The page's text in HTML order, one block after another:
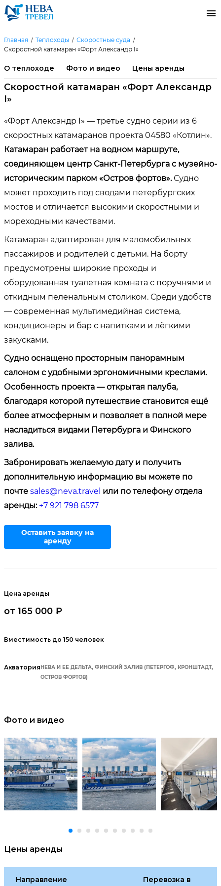
Главная Теплоходы
Скоростные суда
Скоростной катамаран «Форт Александр I»
О теплоходе Фото и видео Цены аренды
Скоростной катамаран «Форт Александр
I»
«Форт Александр I» — третье судно серии из 6
скоростных катамаранов проекта 04580 «Котлин».
Катамаран работает на водном маршруте,
соединяющем центр Санкт-Петербурга с музейно-
историческим парком «Остров фортов». Судно
может проходить под сводами петербургских
мостов и отличается высокими скоростными и
мореходными качествами.
Катамаран адаптирован для маломобильных
пассажиров и родителей с детьми. На борту
предусмотрены широкие проходы и
оборудованная туалетная комната с поручнями и
откидным пеленальным столиком. Среди удобств
— современная мультимедийная система,
кондиционеры и бар с напитками и лёгкими
закусками.
Судно оснащено просторным панорамным
салоном с удобными эргономичными креслами.
Особенность проекта — открытая палуба,
благодаря которой путешествие становится ещё
более атмосферным и позволяет в полной мере
насладиться видами Петербурга и Финского
залива.
Забронировать желаемую дату и получить
дополнительную информацию вы можете по
почте sales@neva.travel или по телефону отдела
аренды: +7 921 798 6577
Оставить заявку на
аренду
Цена аренды
от 165 000 ₽
Вместимость до 150 человек
АкваторияНЕВА И ЕЕ ДЕЛЬТА, ФИНСКИЙ ЗАЛИВ (ПЕТЕРГОФ, КРОНШТАДТ,
ОСТРОВ ФОРТОВ)
Фото и видео
Цены аренды
Направление
Перевозка в